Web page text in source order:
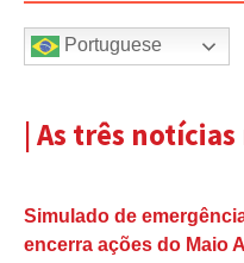
Portuguese
| As três
Simulado de
encerra ações do Maio